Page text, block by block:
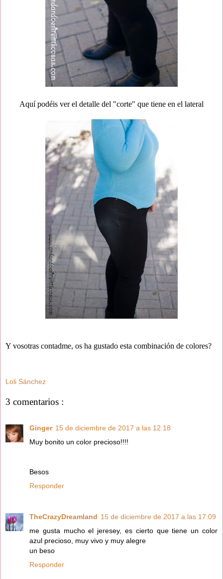
Aquí podéis ver el detalle del "corte" que tiene en el lateral
Y vosotras contadme, os ha gustado esta combinación de colores?
Loli Sánchez
3 comentarios :
Ginger 15 de diciembre de 2017 a las 12:18
Muy bonito un color precioso!!!!
Besos
Responder
TheCrazyDreamland 15 de diciembre de 2017 a las 17:09
me gusta mucho el jeresey, es cierto que tiene un color
azul precioso, muy vivo y muy alegre
un beso
Responder